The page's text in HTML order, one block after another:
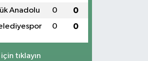
Anadolu 0 0
0 0
tıklayın